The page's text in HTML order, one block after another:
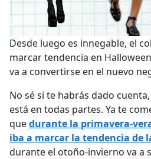
Desde luego es innegable, el
marcar tendencia en
va a convertirse en el nuevo
No sé si te habrás dado
está en todas partes. Ya te
quedurante la primavera-
iba a marcar la tendencia de
durante el otoño-invierno va a